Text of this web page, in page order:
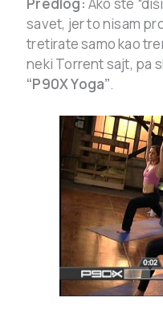
Predlog: Ako ste
savet, jer to nisam
tretirate samo kao
neki Torrent sajt, pa
“P90X Yoga”.